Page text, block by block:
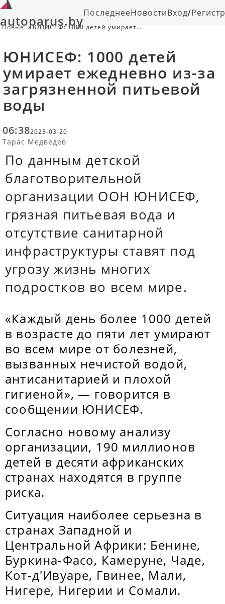
autoparus.byПоследнееНовостиВход/
Новые
ЮНИСЕФ: 1000 детей умирает
ЮНИСЕФ: 1000 детей
умирает ежедневно из-за
загрязненной питьевой
воды
06:382023-03-20
Тарас Медведев
По данным детской
благотворительной
организации ООН ЮНИСЕФ,
грязная питьевая вода и
отсутствие санитарной
инфраструктуры ставят под
угрозу жизнь многих
подростков во всем мире.
«Каждый день более 1000 детей
в возрасте до пяти лет умирают
во всем мире от болезней,
вызванных нечистой водой,
антисанитарией и плохой
гигиеной», — говорится в
сообщении ЮНИСЕФ.
Согласно новому анализу
организации, 190 миллионов
детей в десяти африканских
странах находятся в группе
риска.
Ситуация наиболее серьезна в
странах Западной и
Центральной Африки: Бенине,
Буркина-Фасо, Камеруне, Чаде,
Кот-д'Ивуаре, Гвинее, Мали,
Нигере, Нигерии и Сомали.